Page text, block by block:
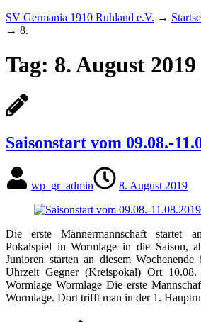
SV Germania 1910 Ruhland e.V. →
→ 8.
Tag: 8. August 2019
Saisonstart vom 09.08.-
wp_gr_admin 8. August 2019
Die erste Männermannschaft startet
Pokalspiel in Wormlage in die Saison,
Junioren starten an diesem
Uhrzeit Gegner (Kreispokal) Ort
Wormlage Wormlage Die erste
Wormlage. Dort trifft man in der 1.